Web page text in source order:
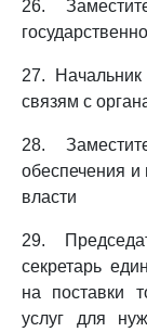
26.
27.
связям с
28.
обеспечения и
власти
29.
секретарь
на поставки
услуг для